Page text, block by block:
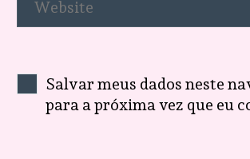
Salvar meus dados neste
para a próxima vez que eu